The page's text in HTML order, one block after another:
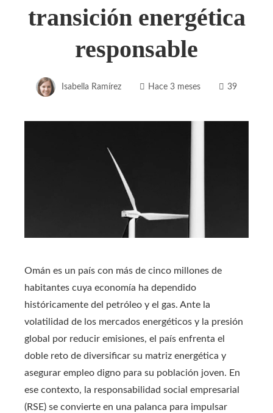
transición energética
responsable
Isabella Ramírez Hace 3 meses 39
Omán es un país con más de cinco millones de
habitantes cuya economía ha dependido
históricamente del petróleo y el gas. Ante la
volatilidad de los mercados energéticos y la presión
global por reducir emisiones, el país enfrenta el
doble reto de diversificar su matriz energética y
asegurar empleo digno para su población joven. En
ese contexto, la responsabilidad social empresarial
(RSE) se convierte en una palanca para impulsar